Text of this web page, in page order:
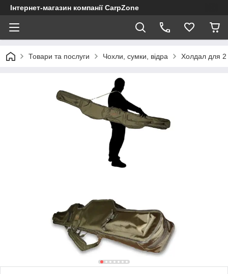
Інтернет-магазин компанії CarpZone
Товари та послуги Чохли, сумки, відра Холдал для